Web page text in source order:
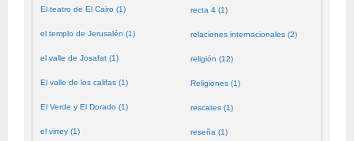
El teatro de El Cairo (1)
el templo de Jerusalén (1)
el valle de Josafat (1)
El valle de los califas (1)
El Verde y El Dorado (1)
el virrey (1)
recta 4 (1)
relaciones internacionales (2)
religión (12)
Religiones (1)
rescates (1)
reseña (1)